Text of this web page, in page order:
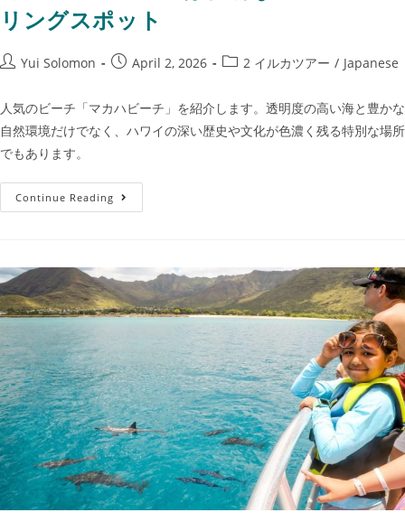
リングスポット
Yui Solomon April 2, 2026 2 イルカツアー / Japanese
人気のビーチ「マカハビーチ」を紹介します。透明度の高い海と豊かな
自然環境だけでなく、ハワイの深い歴史や文化が色濃く残る特別な場所
でもあります。
Continue Reading